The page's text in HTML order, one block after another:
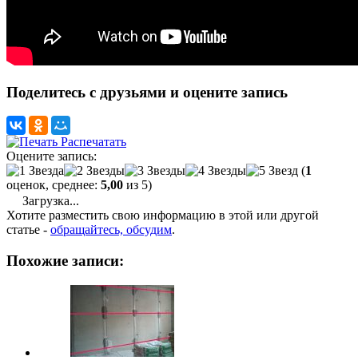
Поделитесь с друзьями и оцените запись
Распечатать
Оцените запись:
(1
оценок, среднее: 5,00 из 5)
Загрузка...
Хотите разместить свою информацию в этой или другой
статье - обращайтесь, обсудим.
Похожие записи: